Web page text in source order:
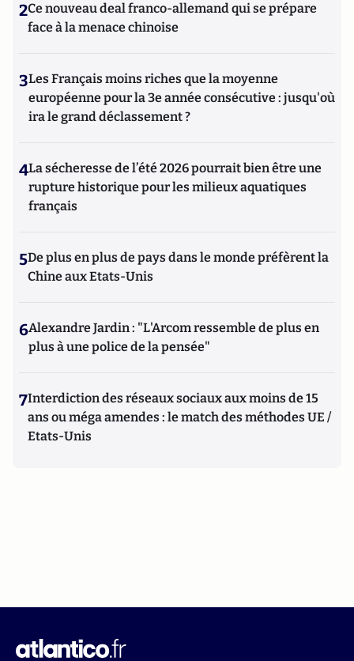
2Ce nouveau deal franco-allemand qui se prépare
face à la menace chinoise
3Les Français moins riches que la moyenne
européenne pour la 3e année consécutive : jusqu'où
ira le grand déclassement ?
4La sécheresse de l’été 2026 pourrait bien être une
rupture historique pour les milieux aquatiques
français
5De plus en plus de pays dans le monde préfèrent la
Chine aux Etats-Unis
6Alexandre Jardin : "L'Arcom ressemble de plus en
plus à une police de la pensée"
7Interdiction des réseaux sociaux aux moins de 15
ans ou méga amendes : le match des méthodes UE /
Etats-Unis